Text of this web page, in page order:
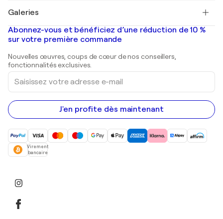
Banksy
Mr. Brainwash
Shepard Fairey
Tableaux abstraits à vendre
Peintures de paysage
Estampes
Peintures acryliques
Galeries
Galeries d'art en France
Galeries d'art en Belgique
Abonnez-vous et bénéficiez d’une réduction de 10 %
sur votre première commande
Nouvelles œuvres, coups de cœur de nos conseillers,
fonctionnalités exclusives.
Saisissez
votre
adresse
e-
mail
J'en profite dès maintenant
Virement
bancaire